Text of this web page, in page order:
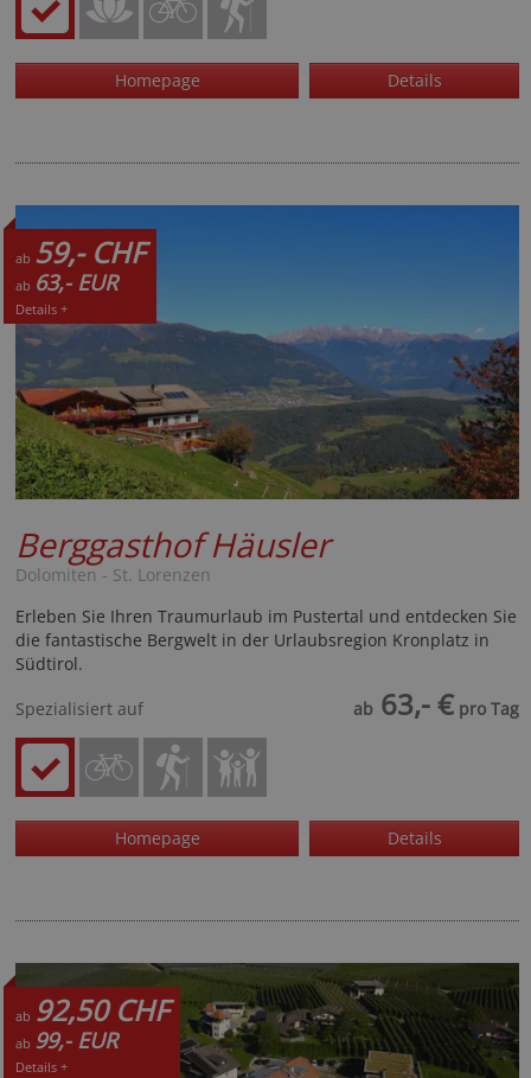
Homepage Details
ab 59,- CHF
ab 63,- EUR
Details +
Berggasthof Häusler
Dolomiten - St. Lorenzen
Erleben Sie Ihren Traumurlaub im Pustertal und entdecken Sie
die fantastische Bergwelt in der Urlaubsregion Kronplatz in
Südtirol.
Spezialisiert auf
ab 63,- € pro Tag
Homepage Details
ab 92,50 CHF
ab 99,- EUR
Details +